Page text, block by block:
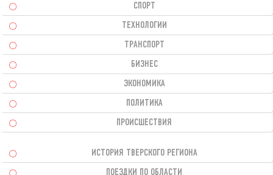
СПОРТ
ТЕХНОЛОГИИ
ТРАНСПОРТ
БИЗНЕС
ЭКОНОМИКА
ПОЛИТИКА
ПРОИСШЕСТВИЯ
ИСТОРИЯ ТВЕРСКОГО РЕГИОНА
ПОЕЗДКИ ПО ОБЛАСТИ